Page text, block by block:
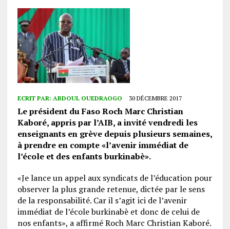
ECRIT PAR: ABDOUL OUEDRAOGO 30 DÉCEMBRE 2017
Le président du Faso Roch Marc Christian
Kaboré, appris par l’AIB, a invité vendredi les
enseignants en grève depuis plusieurs semaines,
à prendre en compte «l’avenir immédiat de
l’école et des enfants burkinabè».
«Je lance un appel aux syndicats de l’éducation pour
observer la plus grande retenue, dictée par le sens
de la responsabilité. Car il s’agit ici de l’avenir
immédiat de l’école burkinabè et donc de celui de
nos enfants», a affirmé Roch Marc Christian Kaboré.